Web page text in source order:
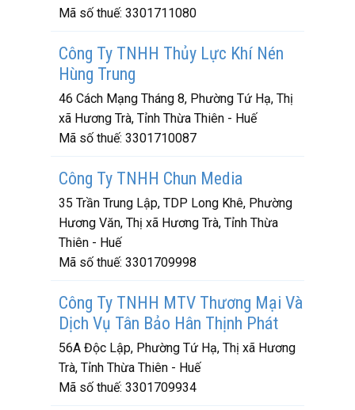
Mã số thuế: 3301711080
Công Ty TNHH Thủy Lực Khí Nén
Hùng Trung
46 Cách Mạng Tháng 8, Phường Tứ Hạ, Thị
xã Hương Trà, Tỉnh Thừa Thiên - Huế
Mã số thuế: 3301710087
Công Ty TNHH Chun Media
35 Trần Trung Lập, TDP Long Khê, Phường
Hương Văn, Thị xã Hương Trà, Tỉnh Thừa
Thiên - Huế
Mã số thuế: 3301709998
Công Ty TNHH MTV Thương Mại Và
Dịch Vụ Tân Bảo Hân Thịnh Phát
56A Độc Lập, Phường Tứ Hạ, Thị xã Hương
Trà, Tỉnh Thừa Thiên - Huế
Mã số thuế: 3301709934